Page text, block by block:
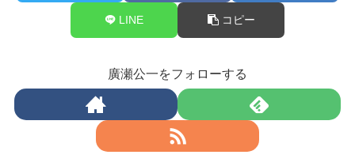
LINE コピー
廣瀬公一をフォローする